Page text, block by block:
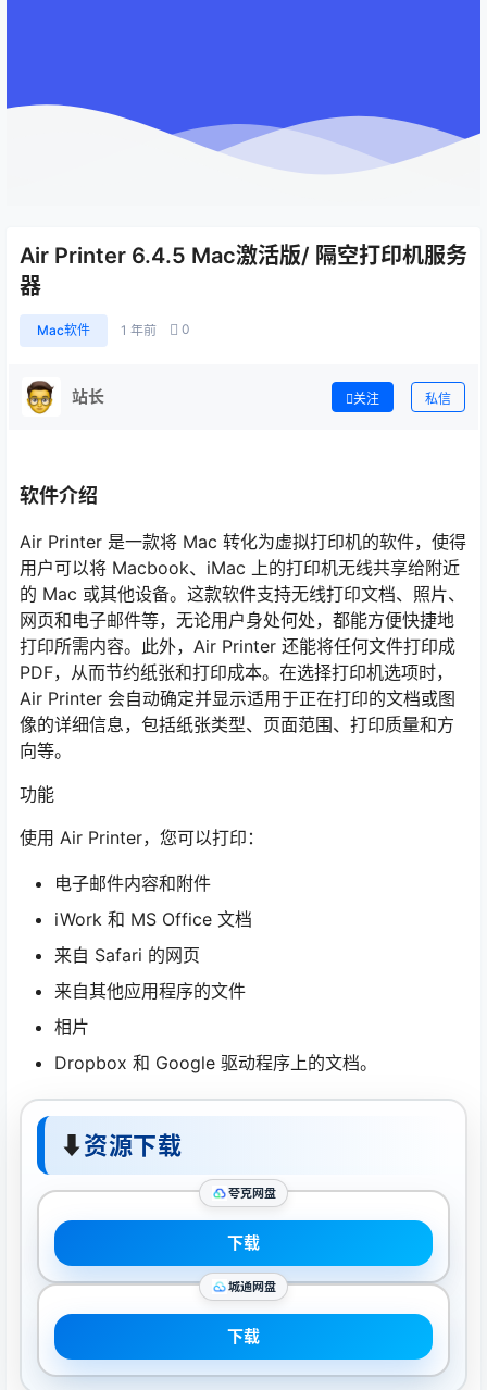
Air Printer 6.4.5 Mac激活版/ 隔空打印机服务
器
Mac软件 1 年前 0
站长 关注 私信
软件介绍
Air Printer 是一款将 Mac 转化为虚拟打印机的软件，使得
用户可以将 Macbook、iMac 上的打印机无线共享给附近
的 Mac 或其他设备。这款软件支持无线打印文档、照片、
网页和电子邮件等，无论用户身处何处，都能方便快捷地
打印所需内容。此外，Air Printer 还能将任何文件打印成
PDF，从而节约纸张和打印成本。在选择打印机选项时，
Air Printer 会自动确定并显示适用于正在打印的文档或图
像的详细信息，包括纸张类型、页面范围、打印质量和方
向等。
功能
使用 Air Printer，您可以打印：
电子邮件内容和附件
iWork 和 MS Office 文档
来自 Safari 的网页
来自其他应用程序的文件
相片
Dropbox 和 Google 驱动程序上的文档。
⬇资源下载
夸克网盘
下载
城通网盘
下载